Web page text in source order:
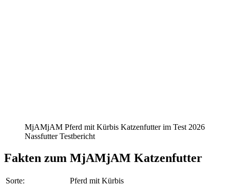
MjAMjAM Pferd mit Kürbis Katzenfutter im Test 2026
Nassfutter Testbericht
Fakten zum MjAMjAM Katzenfutter
Sorte:
Pferd mit Kürbis